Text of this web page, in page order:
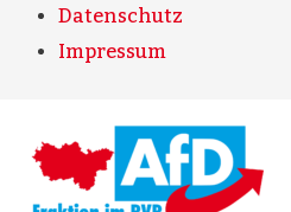
Datenschutz
Impressum